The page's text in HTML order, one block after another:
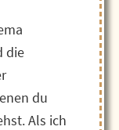
die
du
Als ich